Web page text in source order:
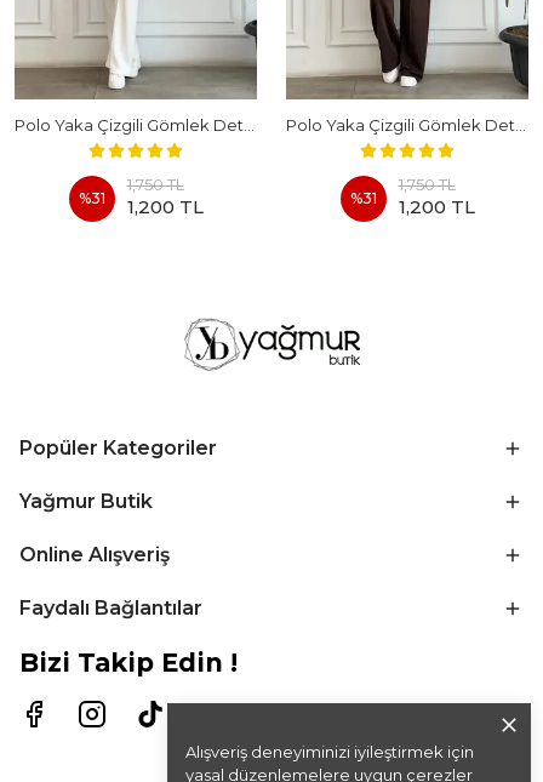
Alışveriş deneyiminizi iyileştirmek için
yasal düzenlemelere uygun çerezler
%31
1,750 TL
1,200 TL %31
1,750 TL
1,200 TL
Popüler Kategoriler
Yağmur Butik
Online Alışveriş
Faydalı Bağlantılar
Bizi Takip Edin !